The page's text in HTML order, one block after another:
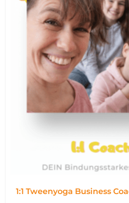
1:1 Tweenyoga Business